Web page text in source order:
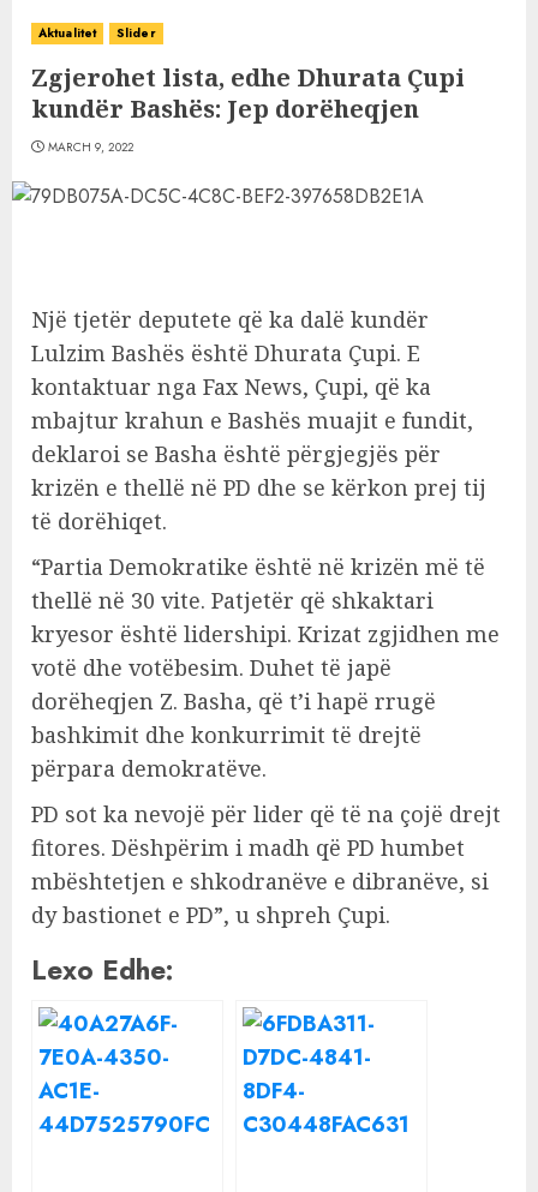
Aktualitet Slider
Zgjerohet lista, edhe Dhurata Çupi
kundër Bashës: Jep dorëheqjen
MARCH 9, 2022
Një tjetër deputete që ka dalë kundër
Lulzim Bashës është Dhurata Çupi. E
kontaktuar nga Fax News, Çupi, që ka
mbajtur krahun e Bashës muajit e fundit,
deklaroi se Basha është përgjegjës për
krizën e thellë në PD dhe se kërkon prej tij
të dorëhiqet.
“Partia Demokratike është në krizën më të
thellë në 30 vite. Patjetër që shkaktari
kryesor është lidershipi. Krizat zgjidhen me
votë dhe votëbesim. Duhet të japë
dorëheqjen Z. Basha, që t’i hapë rrugë
bashkimit dhe konkurrimit të drejtë
përpara demokratëve.
PD sot ka nevojë për lider që të na çojë drejt
fitores. Dëshpërim i madh që PD humbet
mbështetjen e shkodranëve e dibranëve, si
dy bastionet e PD”, u shpreh Çupi.
Lexo Edhe: